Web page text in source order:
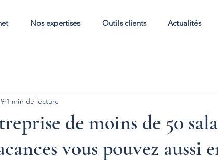
Nos expertises Outils clients Actualités
de moins de 50
vous pouvez aussi
1 min de lecture